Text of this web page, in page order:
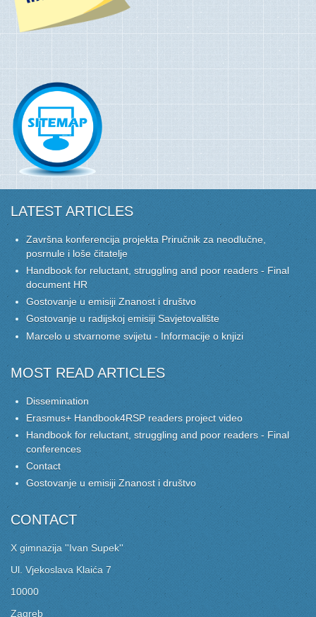
LATEST ARTICLES
Završna konferencija projekta Priručnik za neodlučne,
posrnule i loše čitatelje
Handbook for reluctant, struggling and poor readers - Final
document HR
Gostovanje u emisiji Znanost i društvo
Gostovanje u radijskoj emisiji Savjetovalište
Marcelo u stvarnome svijetu - Informacije o knjizi
MOST READ ARTICLES
Dissemination
Erasmus+ Handbook4RSP readers project video
Handbook for reluctant, struggling and poor readers - Final
conferences
Contact
Gostovanje u emisiji Znanost i društvo
CONTACT
X gimnazija ''Ivan Supek''
Ul. Vjekoslava Klaića 7
10000
Zagreb